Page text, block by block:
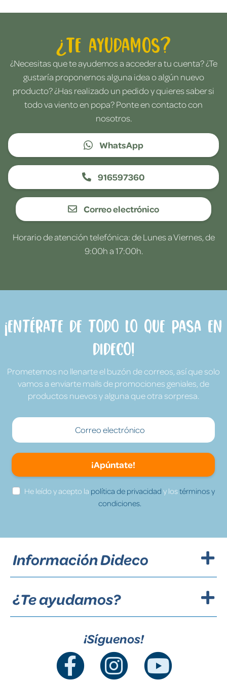
¿Te ayudamos?
¿Necesitas que te ayudemos a acceder a tu cuenta? ¿Te
gustaría proponernos alguna idea o algún nuevo
producto? ¿Has realizado un pedido y quieres saber si
todo va viento en popa? Ponte en contacto con
nosotros.
WhatsApp
916597360
Correo electrónico
Horario de atención telefónica: de Lunes a Viernes, de
9:00h a 17:00h.
¡Entérate de todo lo que pasa en
Dideco!
Prometemos no llenarte el buzón de correos, así que solo
vamos a enviarte mails de promociones geniales, de
productos nuevos y alguna que otra sorpresa.
¡Apúntate!
He leído y acepto la política de privacidad y lostérminos y
condiciones.
Información Dideco
¿Te ayudamos?
¡Síguenos!